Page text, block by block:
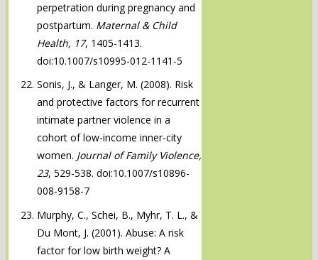
perpetration during pregnancy and
postpartum. Maternal & Child
Health, 17, 1405-1413.
doi:10.1007/s10995-012-1141-5
Sonis, J., & Langer, M. (2008). Risk
and protective factors for recurrent
intimate partner violence in a
cohort of low-income inner-city
women. Journal of Family Violence,
23, 529-538. doi:10.1007/s10896-
008-9158-7
Murphy, C., Schei, B., Myhr, T. L., &
Du Mont, J. (2001). Abuse: A risk
factor for low birth weight? A